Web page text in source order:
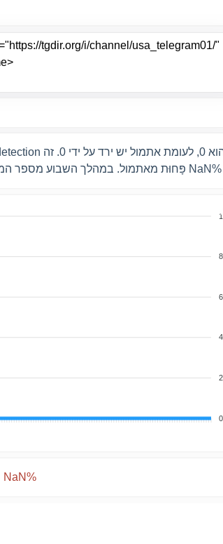
NaN% פָּחוּת מאתמול. במהלך השבוע מספר המנויים ירד על ידי 0 אנשים, כלומר NaN%
0
NaN%